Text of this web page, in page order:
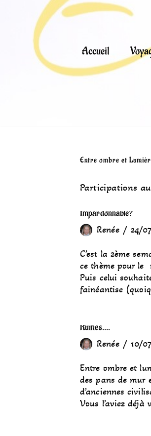
contenu
Accueil
Entre ombre et
Participations
Impardonnable?
Renée 24/
C’est la 2ème
ce thème pour le
Puis celui
fainéantise
Ruines….
Renée 10/
Entre ombre et
des pans de mur
d’anciennes
Vous l’aviez déjà